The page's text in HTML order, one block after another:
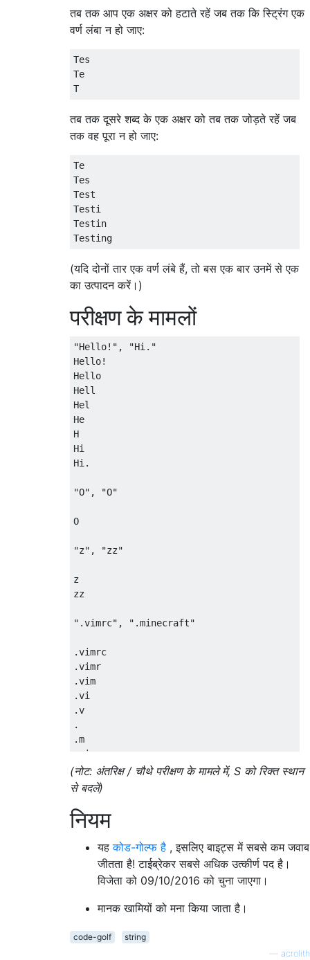
तब तक आप एक अक्षर को हटाते रहें जब तक कि स्ट्रिंग एक
वर्ण लंबा न हो जाए:
Tes
Te
तब तक दूसरे शब्द के एक अक्षर को तब तक जोड़ते रहें जब
तक वह पूरा न हो जाए:
Te
Tes
Test
Testi
Testin
(यदि दोनों तार एक वर्ण लंबे हैं, तो बस एक बार उनमें से एक
का उत्पादन करें।)
परीक्षण के मामलों
"Hello!", "Hi."
Hello!
Hello
Hell
Hel
He
H
Hi
Hi.
"O", "O"
O
"z", "zz"
z
zz
".vimrc", ".minecraft"
.vimrc
.vimr
.vim
.vi
.v
.
.m
.mi
.min
.mine
.minec
.minecr
.minecra
.minecraf
.minecraft
"     ", "   "
SSSSS
SSS
(नोट: अंतरिक्ष / चौथे परीक्षण के मामले में, S को रिक्त स्थान
से बदलें)
नियम
यहकोड-गोल्फ है , इसलिए बाइट्स में सबसे कम जवाब
जीतता है! टाईब्रेकर सबसे अधिक उत्कीर्ण पद है।
विजेता को 09/10/2016 को चुना जाएगा।
मानक खामियों को मना किया जाता है।
code-golf
string
acrolith